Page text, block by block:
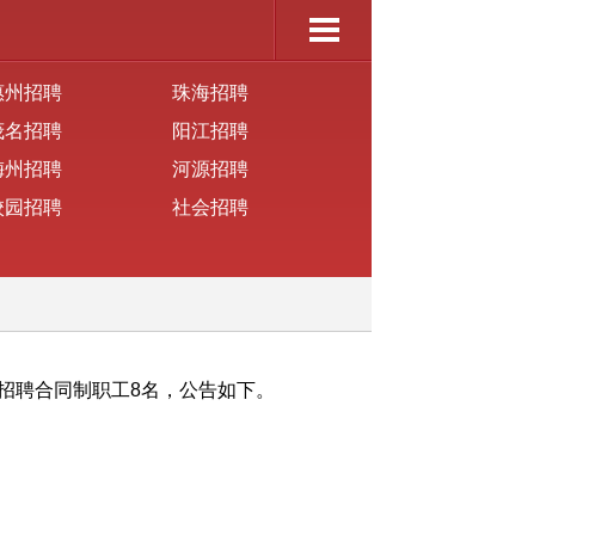
州招聘
珠海招聘
名招聘
阳江招聘
州招聘
河源招聘
园招聘
社会招聘
合同制职工8名，公告如下。